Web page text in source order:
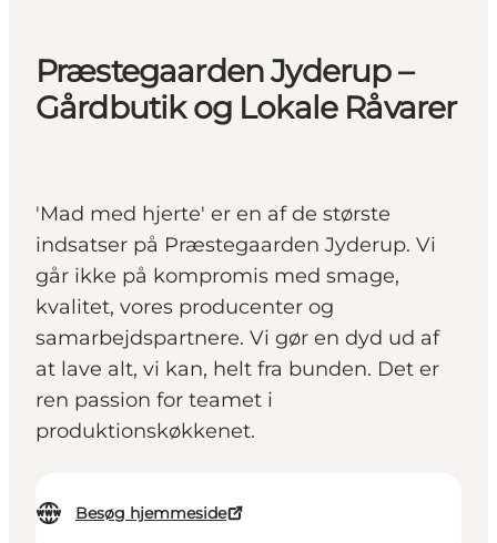
Præstegaarden Jyderup –
Gårdbutik og Lokale Råvarer
'Mad med hjerte' er en af de største
indsatser på Præstegaarden Jyderup. Vi
går ikke på kompromis med smage,
kvalitet, vores producenter og
samarbejdspartnere. Vi gør en dyd ud af
at lave alt, vi kan, helt fra bunden. Det er
ren passion for teamet i
produktionskøkkenet.
Besøg hjemmeside